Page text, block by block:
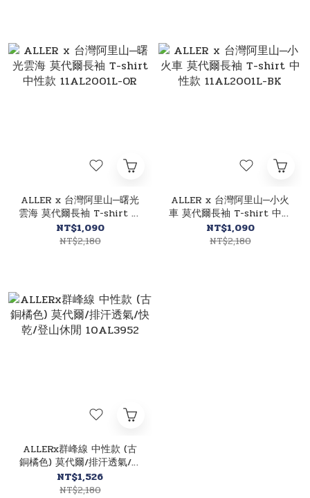
ALLER x 台灣阿里山─曙光
雲海 莫代爾長袖 T-shirt 中
性款 11AL2001L-OR
NT$1,090
NT$2,180
ALLER x 台灣阿里山─小火
車 莫代爾長袖 T-shirt 中性
款 11AL2001L-BK
NT$1,090
NT$2,180
ALLERx群峰線 中性款 (古
銅橘色) 莫代爾/排汗透氣/快
乾/登山休閒 10AL3952
NT$1,526
NT$2,180